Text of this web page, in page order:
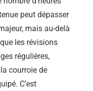
peut dépasser
mais au-delà
les révisions
régulières,
courroie de
C’est